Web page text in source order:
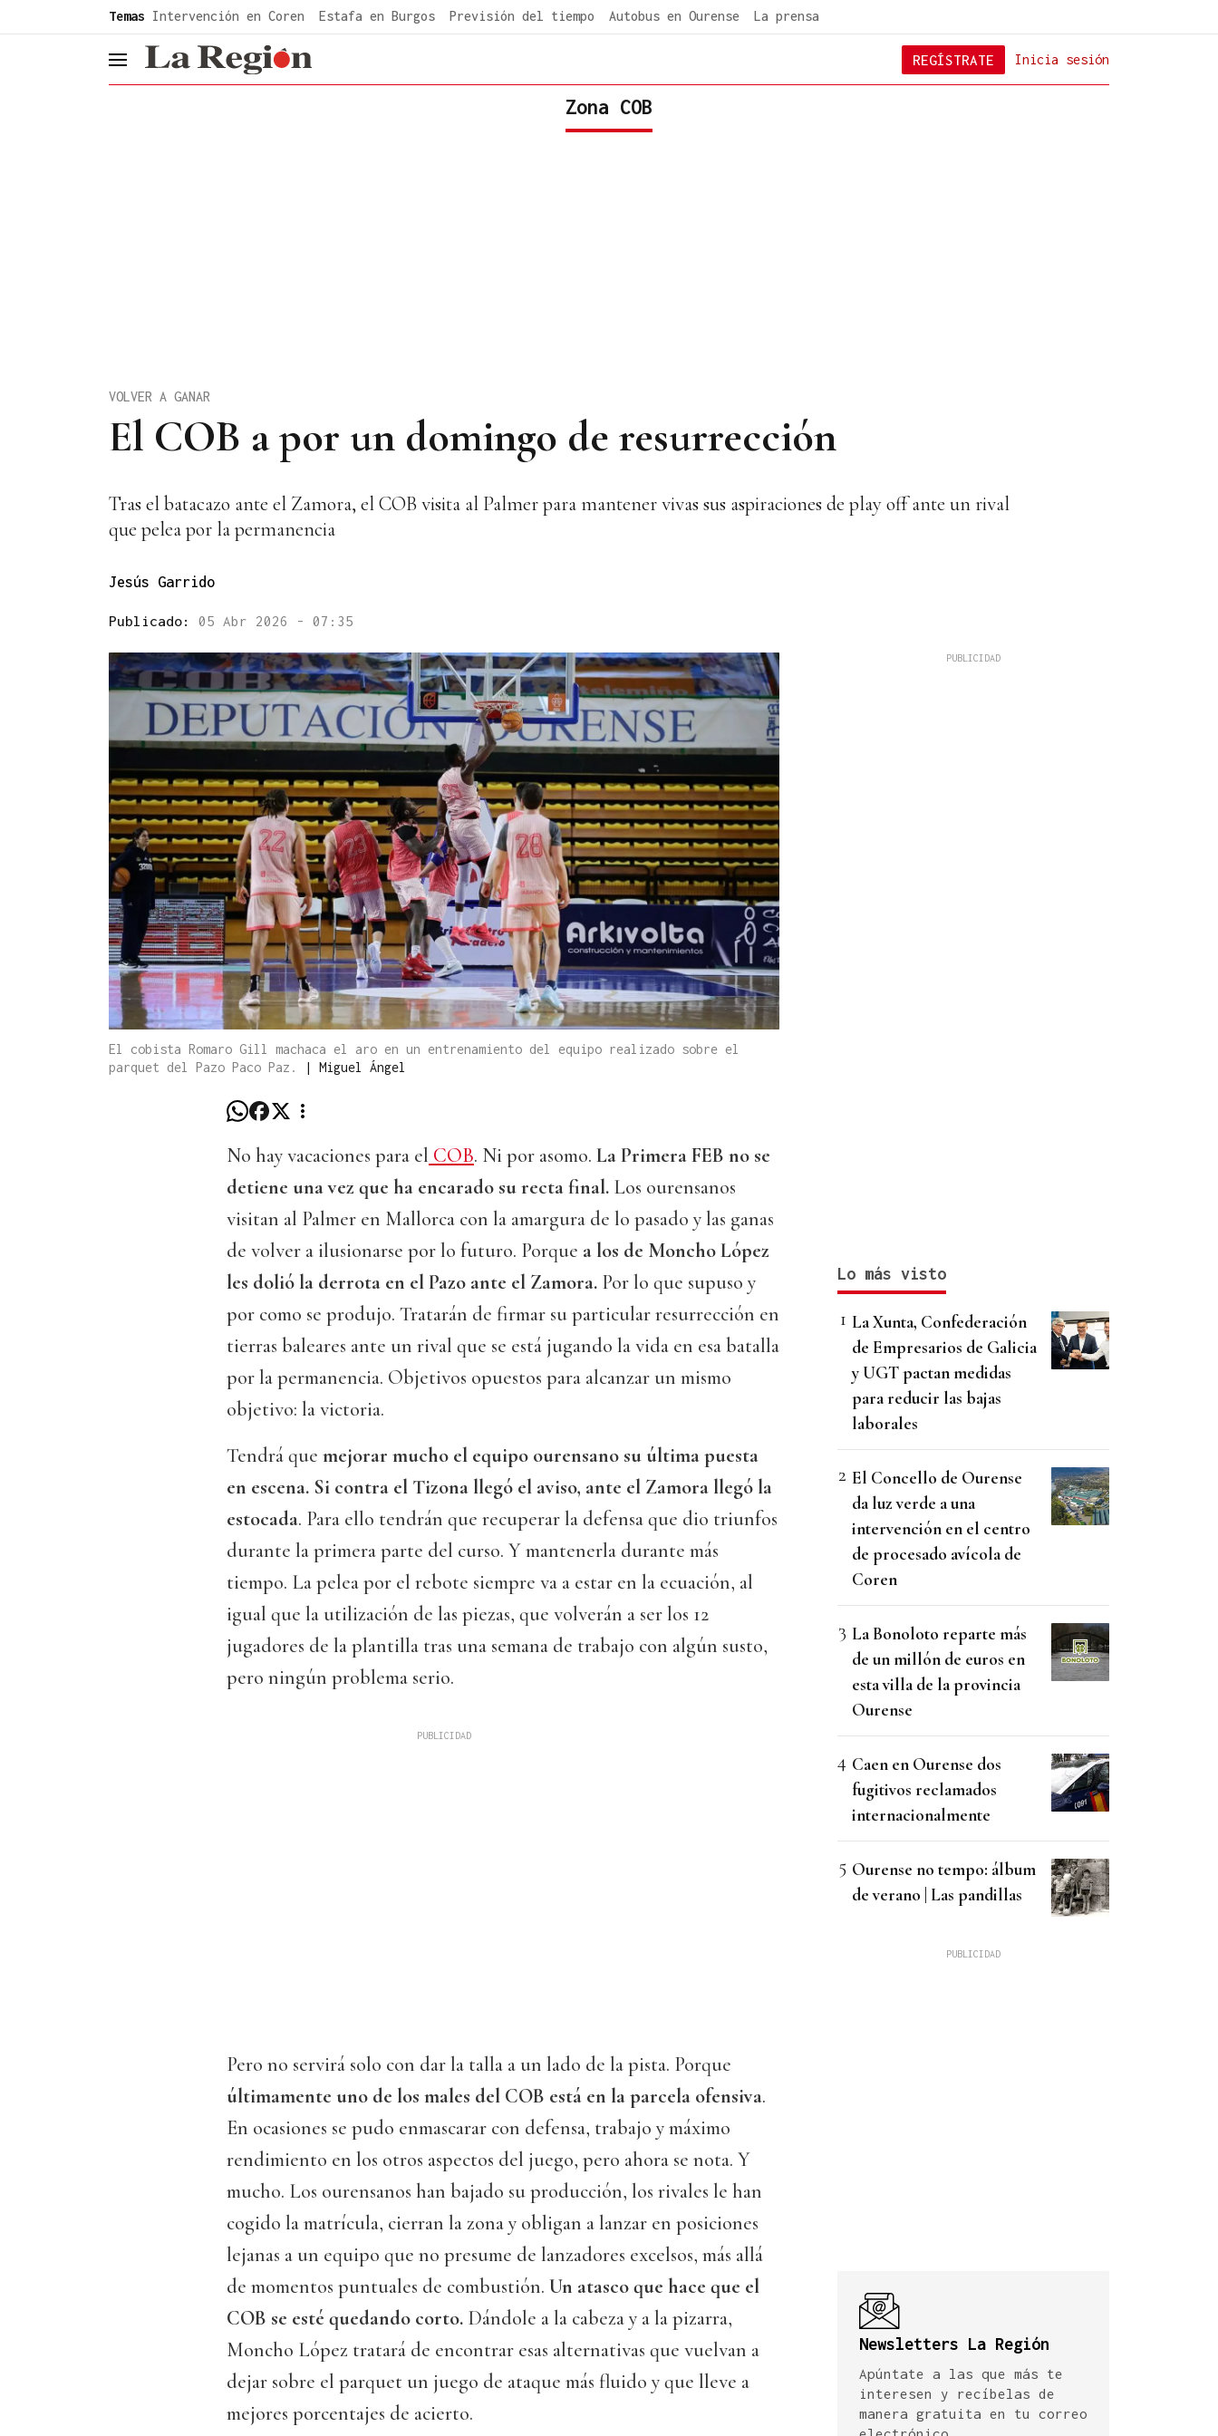
Temas Intervención en Coren Estafa en Burgos Previsión del tiempo Autobus en Ourense La prensa
header.menu.open Inicia sesión
REGÍSTRATE
Zona COB
El COB a por un domingo de resurrección
VOLVER A GANAR
Tras el batacazo ante el Zamora, el COB visita al Palmer para mantener vivas sus aspiraciones de play off ante un rival
que pelea por la permanencia
Jesús Garrido
Publicado: 05 Abr 2026 - 07:35
El cobista Romaro Gill machaca el aro en un entrenamiento del equipo realizado sobre el
parquet del Pazo Paco Paz.
| Miguel Ángel
No hay vacaciones para el COB. Ni por asomo. La Primera FEB no se
detiene una vez que ha encarado su recta final. Los ourensanos
visitan al Palmer en Mallorca con la amargura de lo pasado y las ganas
de volver a ilusionarse por lo futuro. Porque a los de Moncho López
les dolió la derrota en el Pazo ante el Zamora. Por lo que supuso y
por como se produjo. Tratarán de firmar su particular resurrección en
tierras baleares ante un rival que se está jugando la vida en esa batalla
por la permanencia. Objetivos opuestos para alcanzar un mismo
objetivo: la victoria.
Tendrá que mejorar mucho el equipo ourensano su última puesta
en escena. Si contra el Tizona llegó el aviso, ante el Zamora llegó la
estocada. Para ello tendrán que recuperar la defensa que dio triunfos
durante la primera parte del curso. Y mantenerla durante más
tiempo. La pelea por el rebote siempre va a estar en la ecuación, al
igual que la utilización de las piezas, que volverán a ser los 12
jugadores de la plantilla tras una semana de trabajo con algún susto,
pero ningún problema serio.
Pero no servirá solo con dar la talla a un lado de la pista. Porque
últimamente uno de los males del COB está en la parcela ofensiva.
En ocasiones se pudo enmascarar con defensa, trabajo y máximo
rendimiento en los otros aspectos del juego, pero ahora se nota. Y
mucho. Los ourensanos han bajado su producción, los rivales le han
cogido la matrícula, cierran la zona y obligan a lanzar en posiciones
lejanas a un equipo que no presume de lanzadores excelsos, más allá
de momentos puntuales de combustión. Un atasco que hace que el
COB se esté quedando corto. Dándole a la cabeza y a la pizarra,
Moncho López tratará de encontrar esas alternativas que vuelvan a
dejar sobre el parquet un juego de ataque más fluido y que lleve a
mejores porcentajes de acierto.
Lo más visto
La Xunta, Confederación
de Empresarios de Galicia
y UGT pactan medidas
para reducir las bajas
laborales
El Concello de Ourense
da luz verde a una
intervención en el centro
de procesado avícola de
Coren
La Bonoloto reparte más
de un millón de euros en
esta villa de la provincia
Ourense
Caen en Ourense dos
fugitivos reclamados
internacionalmente
Ourense no tempo: álbum
de verano | Las pandillas
Newsletters La Región
Apúntate a las que más te
interesen y recíbelas de
manera gratuita en tu correo